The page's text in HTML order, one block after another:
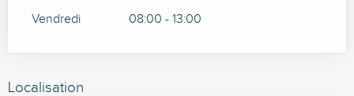
Vendredi 08:00 - 13:00
Localisation